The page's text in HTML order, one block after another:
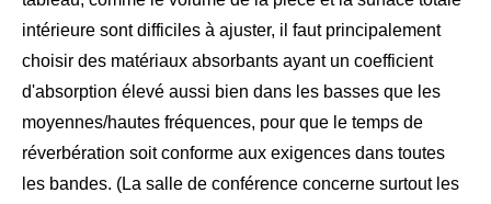
intérieure sont difficiles à ajuster, il faut principalement
choisir des matériaux absorbants ayant un coefficient
d'absorption élevé aussi bien dans les basses que les
moyennes/hautes fréquences, pour que le temps de
réverbération soit conforme aux exigences dans toutes
les bandes. (La salle de conférence concerne surtout les